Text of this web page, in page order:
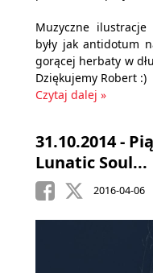
Muzyczne
były jak antidotum
gorącej herbaty w
Dziękujemy Robert :)
Czytaj dalej »
31.10.2014 -
Lunatic Soul...
2016-04-06